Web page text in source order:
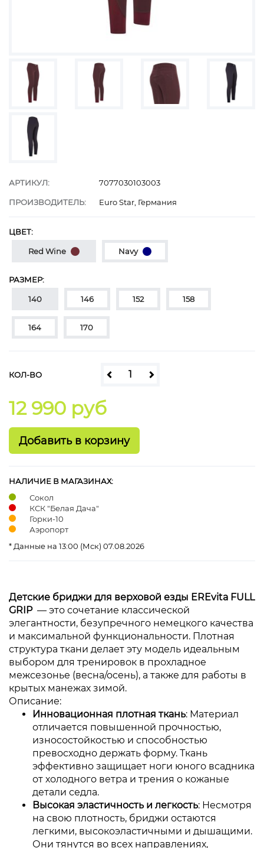
АРТИКУЛ: 7077030103003
ПРОИЗВОДИТЕЛЬ: Euro Star, Германия
ЦВЕТ:
Red Wine Navy
РАЗМЕР:
140 146 152 158
164 170
КОЛ-ВО
12 990 руб
НАЛИЧИЕ В МАГАЗИНАХ:
Сокол
КСК "Белая Дача"
Горки-10
Аэропорт
* Данные на 13:00 (Мск) 07.08.2026
Детские бриджи для верховой езды EREvita FULL
GRIP — это сочетание классической
элегантности, безупречного немецкого качества
и максимальной функциональности. Плотная
структура ткани делает эту модель идеальным
выбором для тренировок в прохладное
межсезонье (весна/осень), а также для работы в
крытых манежах зимой.
Описание:
Инновационная плотная ткань: Материал
отличается повышенной прочностью,
износостойкостью и способностью
превосходно держать форму. Ткань
эффективно защищает ноги юного всадника
от холодного ветра и трения о кожаные
детали седла.
Высокая эластичность и легкость: Несмотря
на свою плотность, бриджи остаются
легкими, высокоэластичными и дышащими.
Они тянутся во всех направлениях,